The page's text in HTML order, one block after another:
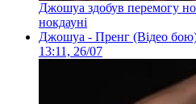
Джошуа здобув перемогу
нокдауні
Джошуа - Пренг (Відео
13:11, 26/07